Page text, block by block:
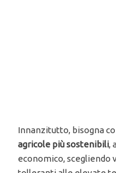
Innanzitutto, bisogna
agricole più sostenibili,
economico, scegliendo